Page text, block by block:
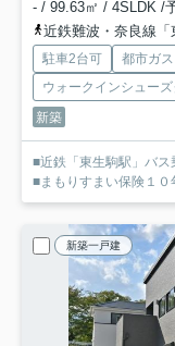
- / 99.63㎡ / 4SLDK /
近鉄難波・奈良線
駐車2台可 都市ガス
ウォークインシューズ
新築
■近鉄「東生駒駅」バス
■まもりすまい保険１
新築一戸建